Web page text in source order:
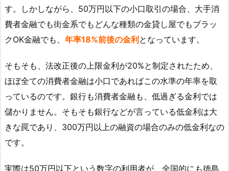
す。しかしながら、50万円以下の小口取引の場合、大手消
費者金融でも街金系でもどんな種類の金貸し屋でもブラッ
クOK金融でも、 年率18%前後の金利 となっています。
そもそも、法改正後の上限金利が20%と制定されたため、
ほぼ全ての消費者金融は小口であればこの水準の年率を取
っているのです。銀行も消費者金融も、低過ぎる金利では
儲かりません。そもそも銀行などが言っている低金利は大
きな罠であり、300万円以上の融資の場合のみの低金利なの
です。
実際は50万円以下という数字の利用者が、全国的にも徳島